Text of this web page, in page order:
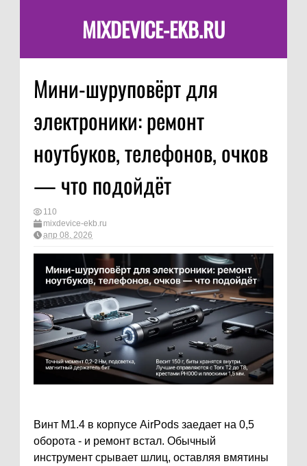
MIXDEVICE-EKB.RU
Мини-шуруповёрт для
электроники: ремонт
ноутбуков, телефонов, очков
— что подойдёт
110
mixdevice-ekb.ru
апр 08, 2026
Винт M1.4 в корпусе AirPods заедает на 0,5
оборота - и ремонт встал. Обычный
инструмент срывает шлиц, оставляя вмятины